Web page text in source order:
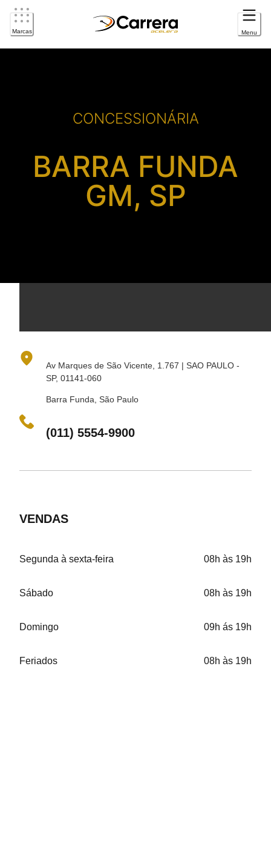
Marcas Menu
CONCESSIONÁRIA
BARRA FUNDA
GM, SP
Av Marques de São Vicente, 1.767 | SAO PAULO -
SP, 01141-060
Barra Funda, São Paulo
(011) 5554-9900
VENDAS
Segunda à sexta-feira 08h às 19h
Sábado 08h às 19h
Domingo 09h ás 19h
Feriados 08h às 19h